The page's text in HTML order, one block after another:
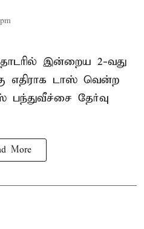
இன்றைய 2-வது
எதிராக டாஸ் வென்ற
பந்துவீச்சை தேர்வு
More